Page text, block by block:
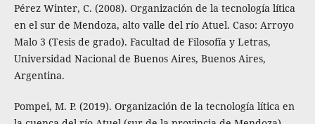
Pérez Winter, C. (2008). Organización de la tecnología lítica
en el sur de Mendoza, alto valle del río Atuel. Caso: Arroyo
Malo 3 (Tesis de grado). Facultad de Filosofía y Letras,
Universidad Nacional de Buenos Aires, Buenos Aires,
Argentina.
Pompei, M. P. (2019). Organización de la tecnología lítica en